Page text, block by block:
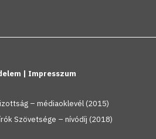
| Impresszum
– médiaoklevél (2015)
Szövetsége – nívódíj (2018)